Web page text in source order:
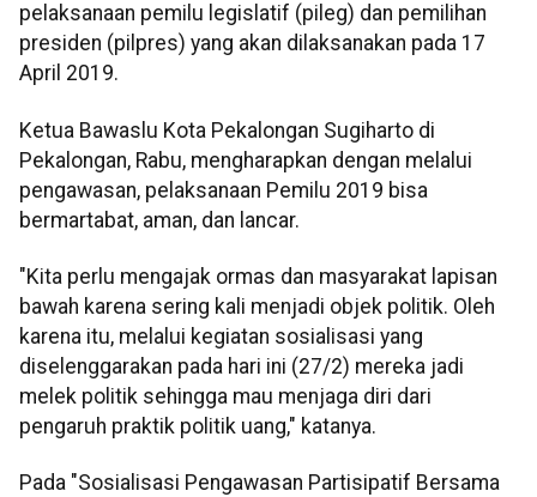
pelaksanaan pemilu legislatif (pileg) dan pemilihan
presiden (pilpres) yang akan dilaksanakan pada 17
April 2019.
Ketua Bawaslu Kota Pekalongan Sugiharto di
Pekalongan, Rabu, mengharapkan dengan melalui
pengawasan, pelaksanaan Pemilu 2019 bisa
bermartabat, aman, dan lancar.
"Kita perlu mengajak ormas dan masyarakat lapisan
bawah karena sering kali menjadi objek politik. Oleh
karena itu, melalui kegiatan sosialisasi yang
diselenggarakan pada hari ini (27/2) mereka jadi
melek politik sehingga mau menjaga diri dari
pengaruh praktik politik uang," katanya.
Pada "Sosialisasi Pengawasan Partisipatif Bersama